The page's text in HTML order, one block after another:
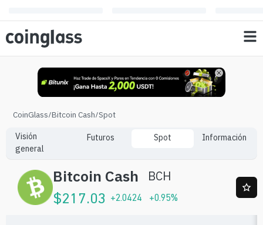
CoinGlass/Bitcoin Cash/Spot
Visión
general
Futuros Spot Información
Bitcoin Cash BCH
$217.03 +2.0424 +0.95%